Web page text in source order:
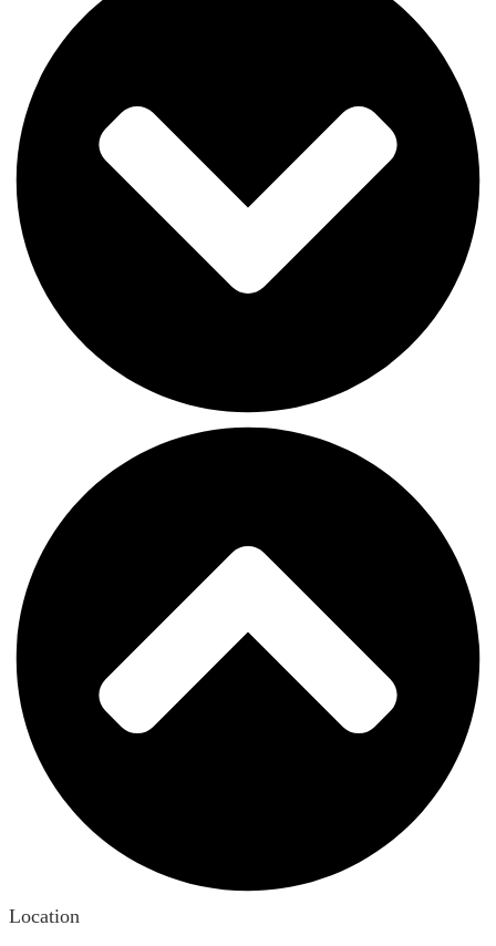
Location